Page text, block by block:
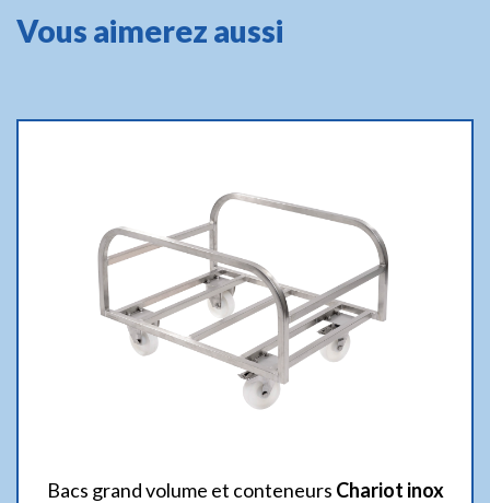
Vous aimerez aussi
Bacs grand volume et conteneurs Chariot inox